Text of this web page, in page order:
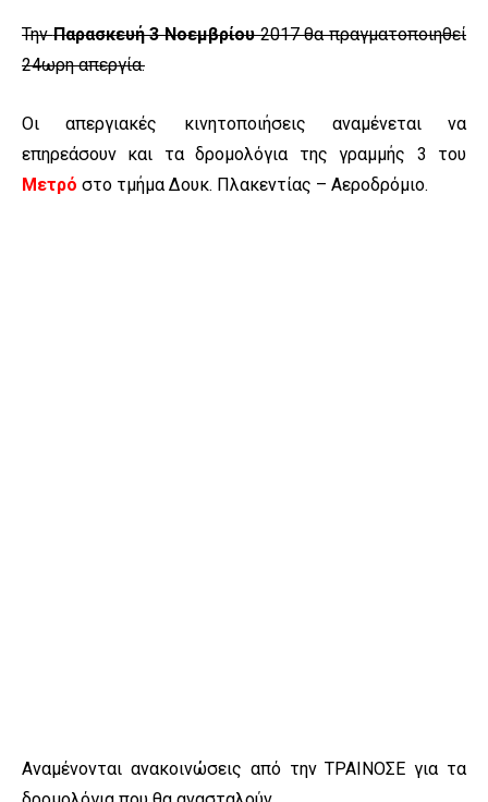
ΤηνΠαρασκευή 3 Νοεμβρίου2017 θα πραγματοποιηθεί
24ωρη απεργία.
Οι απεργιακές κινητοποιήσεις αναμένεται να
επηρεάσουν και τα δρομολόγια της γραμμής 3 του
Μετρό στο τμήμα Δουκ. Πλακεντίας – Αεροδρόμιο.
Αναμένονται ανακοινώσεις από την ΤΡΑΙΝΟΣΕ για τα